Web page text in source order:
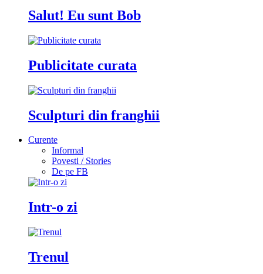
Salut! Eu sunt Bob
Publicitate curata
Sculpturi din franghii
Curente
Informal
Povesti / Stories
De pe FB
Intr-o zi
Trenul